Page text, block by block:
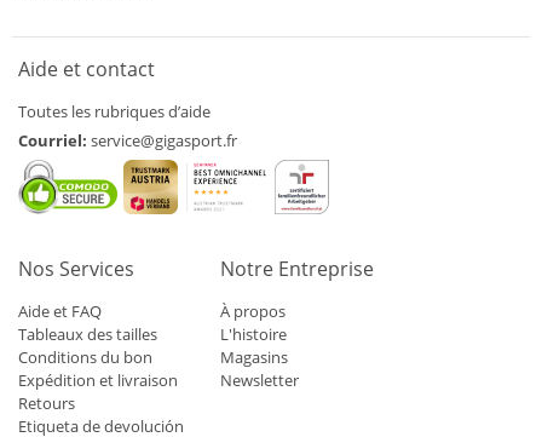
Aide et contact
Toutes les rubriques d’aide
Courriel: service@gigasport.fr
Nos Services
Aide et FAQ
Tableaux des tailles
Conditions du bon
Expédition et livraison
Retours
Etiqueta de devolución
Notre Entreprise
À propos
L'histoire
Magasins
Newsletter